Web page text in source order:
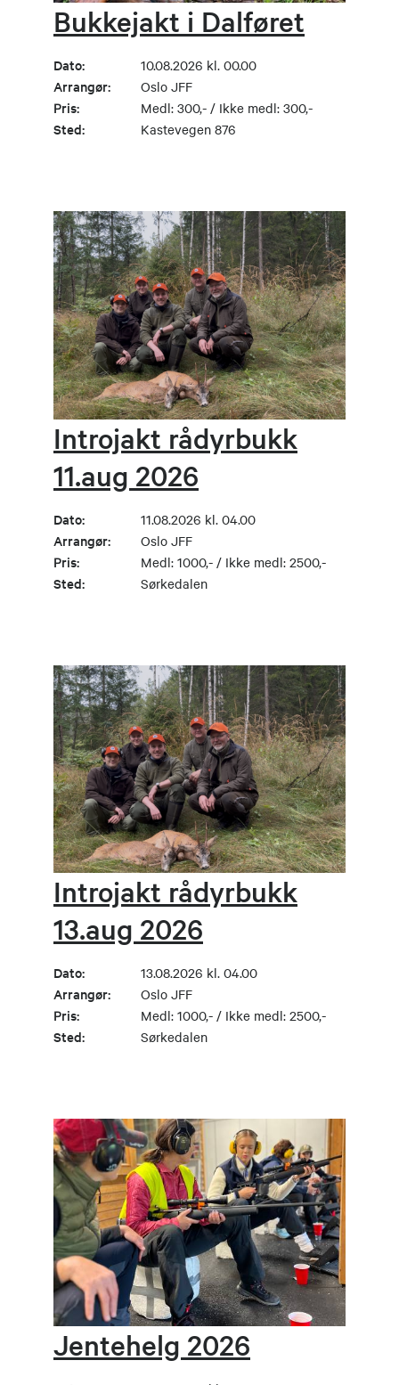
Bukkejakt i Dalføret
Dato: 10.08.2026 kl. 00.00
Arrangør: Oslo JFF
Pris: Medl: 300,- / Ikke medl: 300,-
Sted: Kastevegen 876
Introjakt rådyrbukk
11.aug 2026
Dato: 11.08.2026 kl. 04.00
Arrangør: Oslo JFF
Pris: Medl: 1000,- / Ikke medl: 2500,-
Sted: Sørkedalen
Introjakt rådyrbukk
13.aug 2026
Dato: 13.08.2026 kl. 04.00
Arrangør: Oslo JFF
Pris: Medl: 1000,- / Ikke medl: 2500,-
Sted: Sørkedalen
Jentehelg 2026